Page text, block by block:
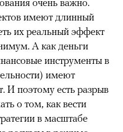
имеют длинный
их реальный эффект
А как деньги
инструменты в
имеют
И поэтому есть разрыв
о том, как вести
в масштабе